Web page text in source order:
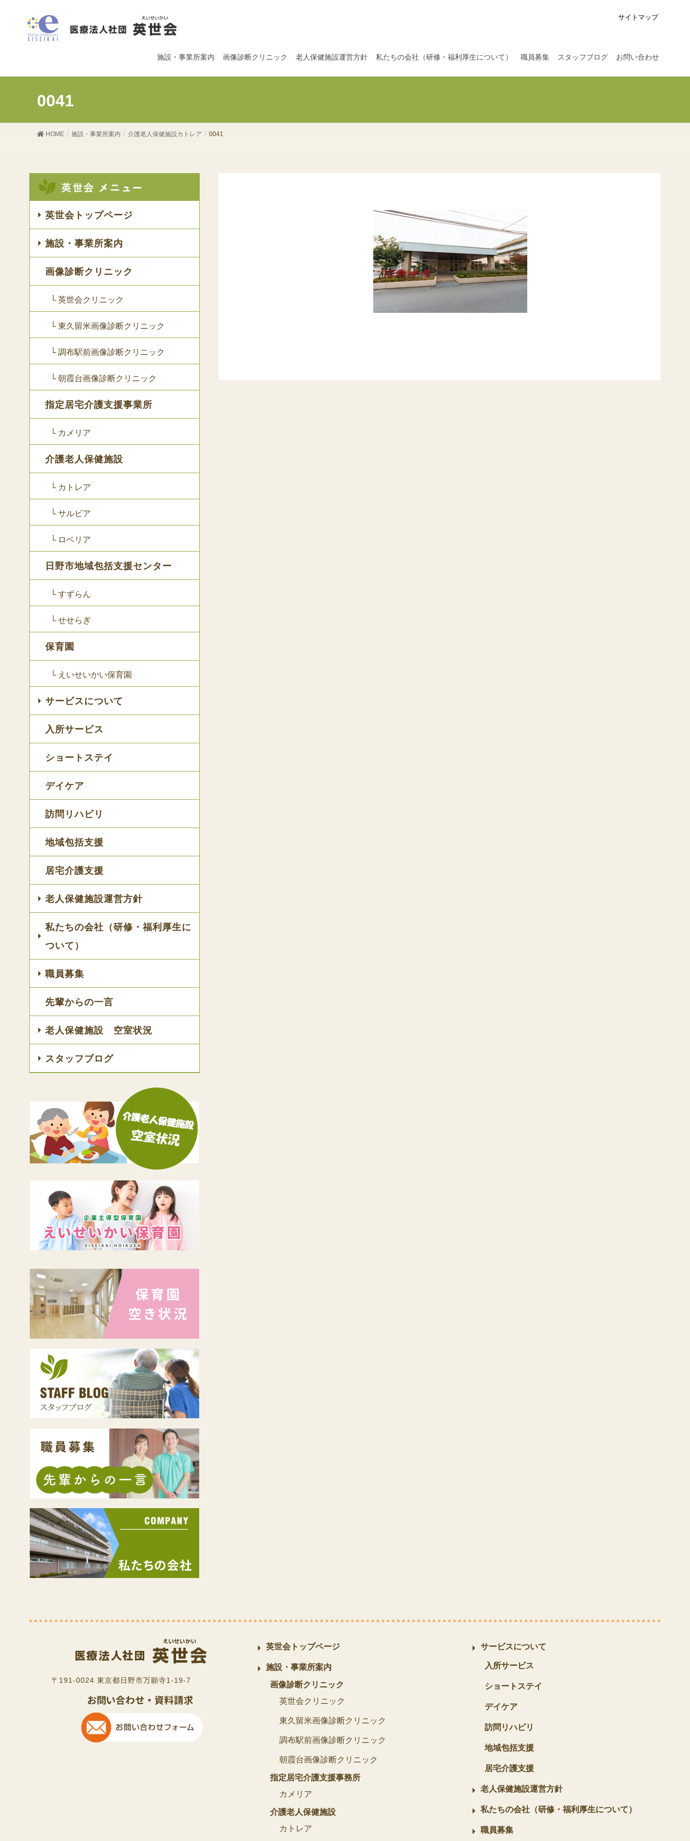
サイトマップ
施設・事業所案内 画像診断クリニック 老人保健施設運営方針 私たちの会社（研修・福利厚生について） 職員募集 スタッフブログ お問い合わせ
0041
HOME 施設・事業所案内 介護老人保健施設カトレア 0041
英世会トップページ
施設・事業所案内
画像診断クリニック
└ 英世会クリニック
└ 東久留米画像診断クリニック
└ 調布駅前画像診断クリニック
└ 朝霞台画像診断クリニック
指定居宅介護支援事業所
└ カメリア
介護老人保健施設
└ カトレア
└ サルビア
└ ロベリア
日野市地域包括支援センター
└ すずらん
└ せせらぎ
保育園
└ えいせいかい保育園
サービスについて
入所サービス
ショートステイ
デイケア
訪問リハビリ
地域包括支援
居宅介護支援
老人保健施設運営方針
私たちの会社（研修・福利厚生に
ついて）
職員募集
先輩からの一言
老人保健施設 空室状況
スタッフブログ
〒191-0024 東京都日野市万願寺1-19-7
英世会トップページ
施設・事業所案内
画像診断クリニック
英世会クリニック
東久留米画像診断クリニック
調布駅前画像診断クリニック
朝霞台画像診断クリニック
指定居宅介護支援事務所
カメリア
介護老人保健施設
カトレア
サービスについて
入所サービス
ショートステイ
デイケア
訪問リハビリ
地域包括支援
居宅介護支援
老人保健施設運営方針
私たちの会社（研修・福利厚生について）
職員募集